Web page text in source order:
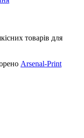
товарів для
Arsenal-Print